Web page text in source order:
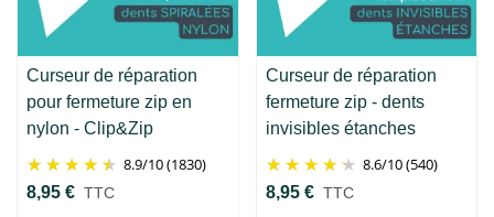
Curseur de réparation
pour fermeture zip en
nylon - Clip&Zip
8.9/10(1830)
8,95 € TTC
Curseur de réparation
fermeture zip - dents
invisibles étanches
8.6/10(540)
8,95 € TTC